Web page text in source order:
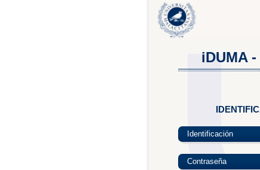
iDUMA
Identificación
Contraseña